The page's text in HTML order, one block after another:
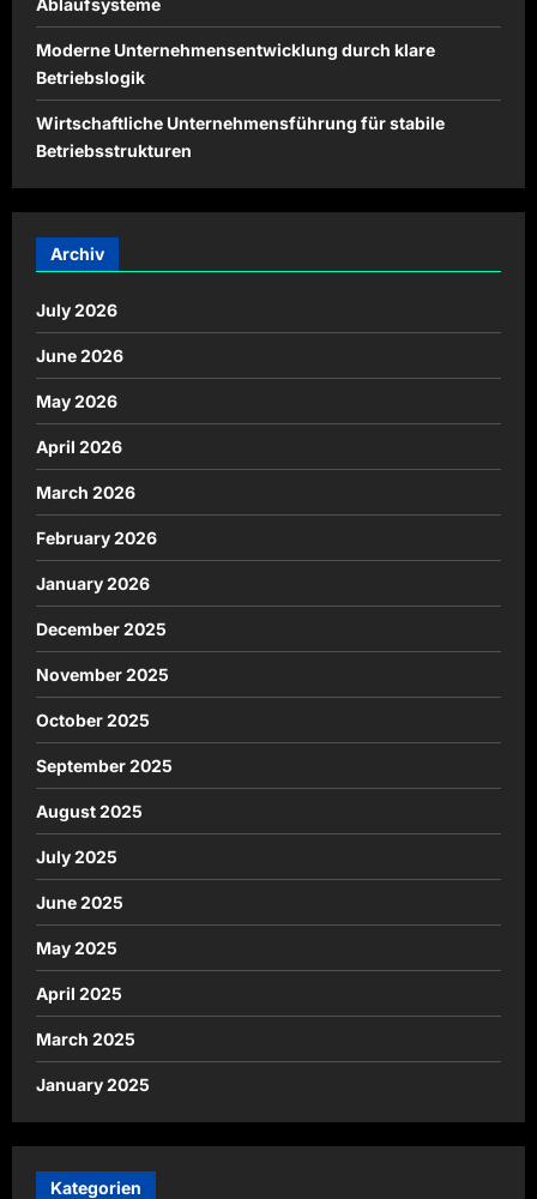
Ablaufsysteme
Moderne Unternehmensentwicklung durch klare
Betriebslogik
Wirtschaftliche Unternehmensführung für stabile
Betriebsstrukturen
Archiv
July 2026
June 2026
May 2026
April 2026
March 2026
February 2026
January 2026
December 2025
November 2025
October 2025
September 2025
August 2025
July 2025
June 2025
May 2025
April 2025
March 2025
January 2025
Kategorien